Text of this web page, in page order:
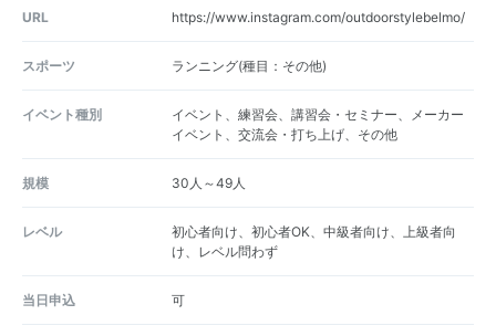
URL https://www.instagram.com/outdoorstylebelmo/
スポーツ ランニング(種目：その他)
イベント種別
イベント、練習会、講習会・セミナー、メーカー
イベント、交流会・打ち上げ、その他
規模 30人～49人
レベル
初心者向け、初心者OK、中級者向け、上級者向
け、レベル問わず
当日申込 可